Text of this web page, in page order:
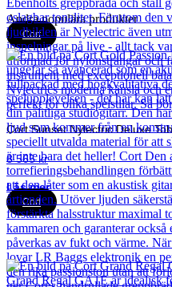
Andra populära produkter
Cort
Cort Sunset Nylectric Deluxe
8 565kr
Läs mer
Cort